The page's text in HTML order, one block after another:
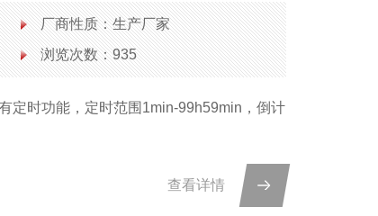
厂商性质：生产厂家
浏览次数：935
定时功能，定时范围1min-99h59min，倒计
查看详情